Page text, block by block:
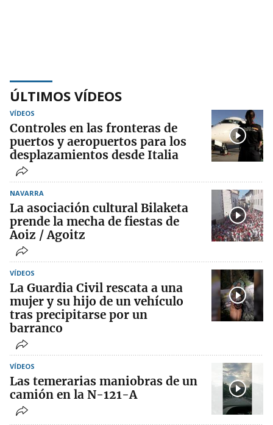
ÚLTIMOS VÍDEOS
VÍDEOS
Controles en las fronteras de
puertos y aeropuertos para los
desplazamientos desde Italia
NAVARRA
La asociación cultural Bilaketa
prende la mecha de fiestas de
Aoiz / Agoitz
VÍDEOS
La Guardia Civil rescata a una
mujer y su hijo de un vehículo
tras precipitarse por un
barranco
VÍDEOS
Las temerarias maniobras de un
camión en la N-121-A